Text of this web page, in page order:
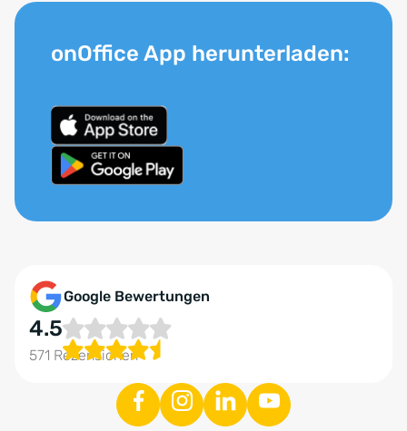
Google Bewertungen
4.5
571 Rezensionen
onOffice App herunterladen: